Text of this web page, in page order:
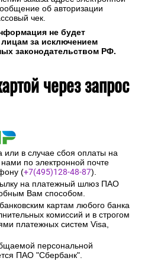
об авторизации
чек.
не будет
за исключением
законодательством РФ.
через запрос
в случае сбоя оплаты на
по электронной почте
(+7(495)128-48-87).
на платежный шлюз ПАО
Вам способом.
картам любого банка
комиссий и в строгом
платежных систем Visa,
персональной
ПАО "Сбербанк".